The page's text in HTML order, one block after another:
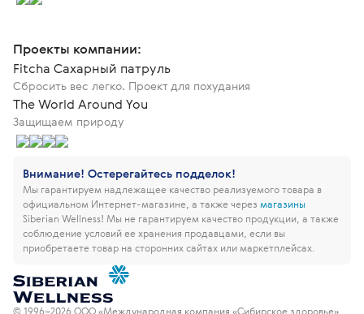
Проекты компании:
Fitcha Сахарный патруль
Сбросить вес легко. Проект для похудания
The World Around You
Защищаем природу
Внимание! Остерегайтесь подделок!
Мы гарантируем надлежащее качество реализуемого товара в
официальном Интернет-магазине, а также через магазины
Siberian Wellness! Мы не гарантируем качество продукции, а также
соблюдение условий ее хранения продавцами, если вы
приобретаете товар на сторонних сайтах или маркетплейсах.
© 1996–2026 ООО «Международная компания «Сибирское здоровье».